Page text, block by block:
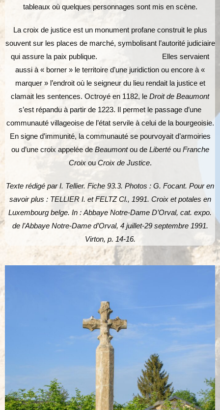
tableaux où quelques personnages sont mis en scène.
La croix de justice est un monument profane construit le plus
souvent sur les places de marché, symbolisant l’autorité judiciaire
qui assure la paix publique. Elles servaient
aussi à « borner » le territoire d’une juridiction ou encore à «
marquer » l’endroit où le seigneur du lieu rendait la justice et
clamait les sentences. Octroyé en 1182, le Droit de Beaumont
s’est répandu à partir de 1223. Il permet le passage d’une
communauté villageoise de l’état servile à celui de la bourgeoisie.
En signe d’immunité, la communauté se pourvoyait d’armoiries
ou d’une croix appelée de Beaumontou de Libertéou Franche
Croixou Croix de Justice.
Texte rédigé par I. Tellier. Fiche 93.3. Photos : G. Focant. Pour en
savoir plus : TELLIER I. et FELTZ Cl., 1991. Croix et potales en
Luxembourg belge. In : Abbaye Notre-Dame D’Orval, cat. expo.
de l’Abbaye Notre-Dame d’Orval, 4 juillet-29 septembre 1991.
Virton, p. 14-16.